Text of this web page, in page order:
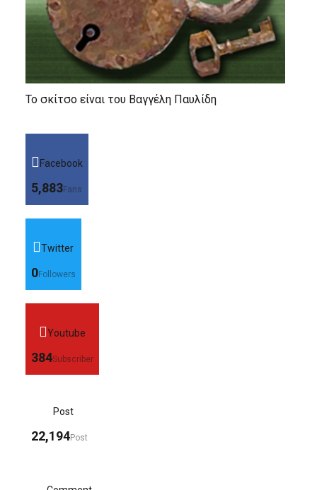
Το σκίτσο είναι του Βαγγέλη Παυλίδη
Facebook
5,883Fans
Twitter
0Followers
Youtube
384Subscriber
Post
22,194Post